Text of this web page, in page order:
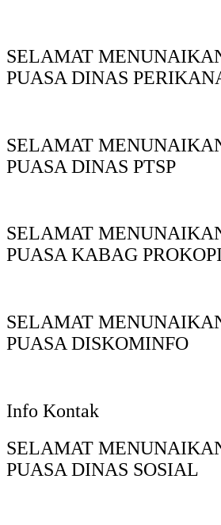
SELAMAT
PUASA DINAS
SELAMAT
PUASA DINAS PTSP
SELAMAT
PUASA KABAG
SELAMAT
PUASA DISKOMINFO
Info Kontak
SELAMAT
PUASA DINAS SOSIAL